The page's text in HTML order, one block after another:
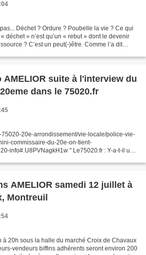
Déchet ? Ordure ? Poubelle la vie ? Ce qui
déchet » n’est qu’un « rebut » dont le devenir
? C’est un peut(-)être. Comme l’a dit
suite à l'interview du
dans le 75020.fr
75020-20e-arrondissement/vie-locale/police-vie-
commissaire-du-20e-on-tient-
info#.U8PVNagkH1w " Le75020.fr : Y-a-t-il une
AMELIOR samedi 12 juillet à
Montreuil
à 20h sous la halle du marché Croix de Chavaux
vendeurs biffins adhérents seront environ 200